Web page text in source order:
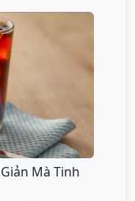
Mà Tinh